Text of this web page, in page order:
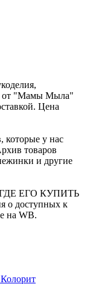
от "Мамы Мыла"
Цена
которые у нас
товаров
и другие
ГДЕ ЕГО КУПИТЬ
о доступных к
на WB.